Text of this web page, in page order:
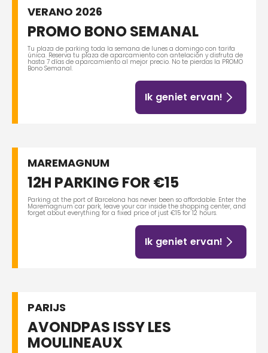
VERANO 2026
PROMO BONO SEMANAL
Tu plaza de parking toda la semana de lunes a domingo con tarifa
única. Reserva tu plaza de aparcamiento con antelación y disfruta de
hasta 7 días de aparcamiento al mejor precio. No te pierdas la PROMO
Bono Semanal.
Ik geniet ervan!
MAREMAGNUM
12H PARKING FOR €15
Parking at the port of Barcelona has never been so affordable. Enter the
Maremagnum car park, leave your car inside the shopping center, and
forget about everything for a fixed price of just €15 for 12 hours.
Ik geniet ervan!
PARIJS
AVONDPAS ISSY LES
MOULINEAUX